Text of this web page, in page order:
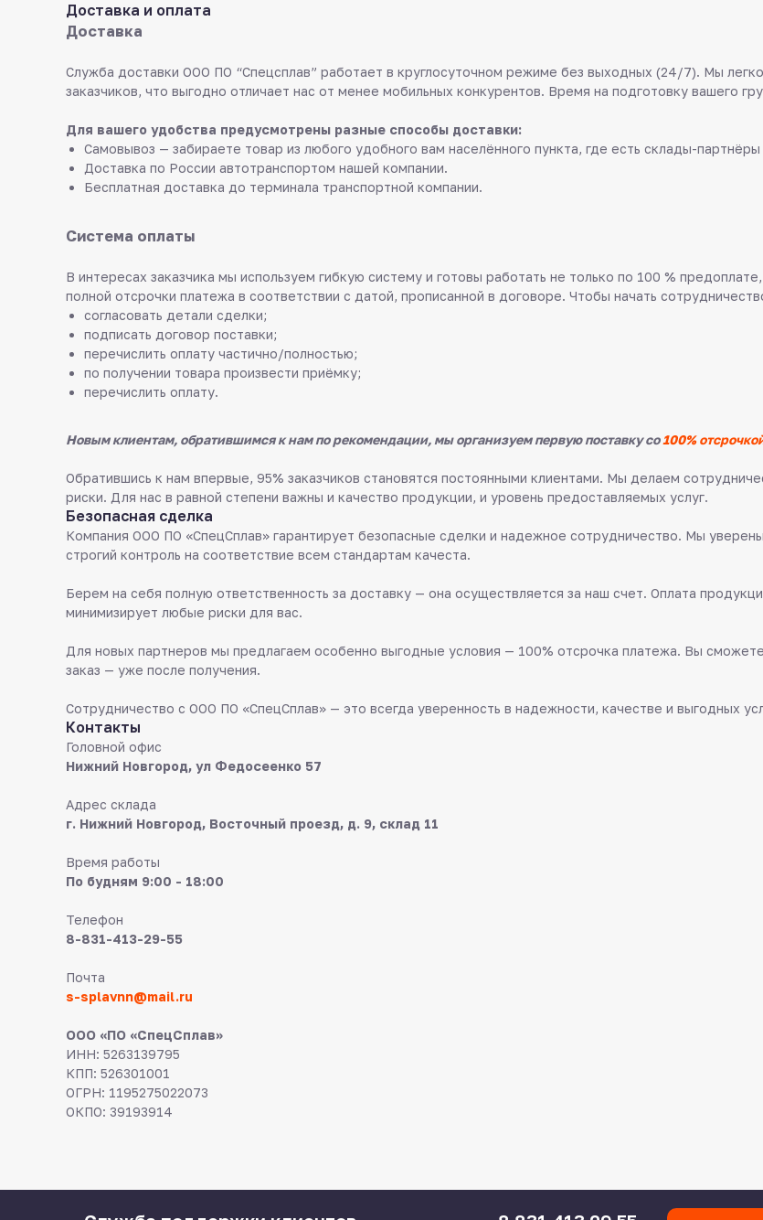
Доставка и оплата
Доставка
Служба доставки ООО ПО “Спецсплав” работает в круглосуточном режиме без выходных (24/7). Мы
заказчиков, что выгодно отличает нас от менее мобильных конкурентов. Время на подготовку вашего
Для вашего удобства предусмотрены разные способы доставки:
Самовывоз — забираете товар из любого удобного вам населённого пункта, где есть склады-
Доставка по России автотранспортом нашей компании.
Бесплатная доставка до терминала транспортной компании.
Система оплаты
В интересах заказчика мы используем гибкую систему и готовы работать не только по 100 %
полной отсрочки платежа в соответствии с датой, прописанной в договоре. Чтобы начать
согласовать детали сделки;
подписать договор поставки;
перечислить оплату частично/полностью;
по получении товара произвести приёмку;
перечислить оплату.
Новым клиентам, обратившимся к нам по рекомендации, мы организуем первую поставку со100%
Обратившись к нам впервые, 95% заказчиков становятся постоянными клиентами. Мы делаем
риски. Для нас в равной степени важны и качество продукции, и уровень предоставляемых услуг.
Безопасная сделка
Компания ООО ПО «СпецСплав» гарантирует безопасные сделки и надежное сотрудничество. Мы
строгий контроль на соответствие всем стандартам качеста.
Берем на себя полную ответственность за доставку — она осуществляется за наш счет. Оплата
минимизирует любые риски для вас.
Для новых партнеров мы предлагаем особенно выгодные условия — 100% отсрочка платежа. Вы сможете
заказ — уже после получения.
Сотрудничество с ООО ПО «СпецСплав» — это всегда уверенность в надежности, качестве и выгодных
Контакты
Головной офис
Нижний Новгород, ул Федосеенко 57
Адрес склада
г. Нижний Новгород, Восточный проезд, д. 9, склад 11
Время работы
По будням 9:00 - 18:00
Телефон
8-831-413-29-55
Почта
s-splavnn@mail.ru
ООО «ПО «СпецСплав»
ИНН: 5263139795
КПП: 526301001
ОГРН: 1195275022073
ОКПО: 39193914